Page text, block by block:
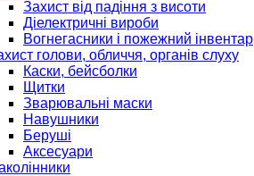
Захист від падіння з висоти
Діелектричні вироби
Вогнегасники і пожежний інвентар
голови, обличчя, органів слуху
Каски, бейсболки
Щитки
Зварювальні маски
Навушники
Беруші
Аксесуари